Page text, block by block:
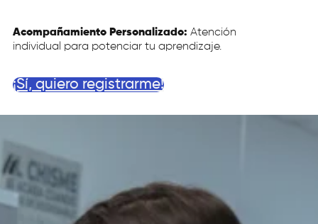
Acompañamiento Personalizado: Atención
individual para potenciar tu aprendizaje.
¡Sí, quiero registrarme!